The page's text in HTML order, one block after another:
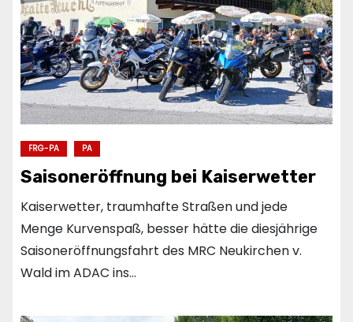
FRG-PA PA
Saisoneröffnung bei Kaiserwetter
Kaiserwetter, traumhafte Straßen und jede
Menge Kurvenspaß, besser hätte die diesjährige
Saisoneröffnungsfahrt des MRC Neukirchen v.
Wald im ADAC ins…